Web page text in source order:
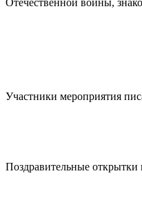
Отечественной войны,
Участники мероприятия
Поздравительные открытки